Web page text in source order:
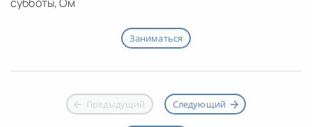
Заниматься
Предыдущий Следующий